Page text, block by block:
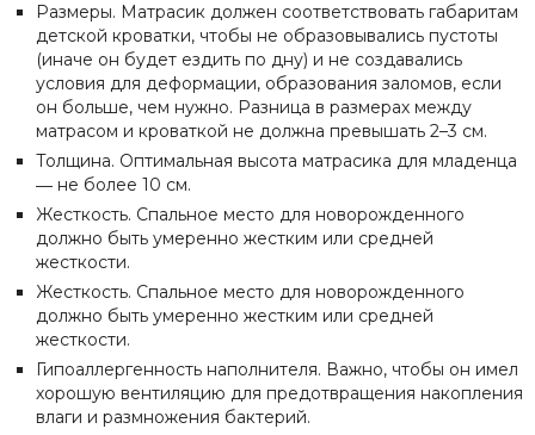
Размеры. Матрасик должен соответствовать габаритам
детской кроватки, чтобы не образовывались пустоты
(иначе он будет ездить по дну) и не создавались
условия для деформации, образования заломов, если
он больше, чем нужно. Разница в размерах между
матрасом и кроваткой не должна превышать 2–3 см.
Толщина. Оптимальная высота матрасика для младенца
― не более 10 см.
Жесткость. Спальное место для новорожденного
должно быть умеренно жестким или средней
жесткости.
Жесткость. Спальное место для новорожденного
должно быть умеренно жестким или средней
жесткости.
Гипоаллергенность наполнителя. Важно, чтобы он имел
хорошую вентиляцию для предотвращения накопления
влаги и размножения бактерий.